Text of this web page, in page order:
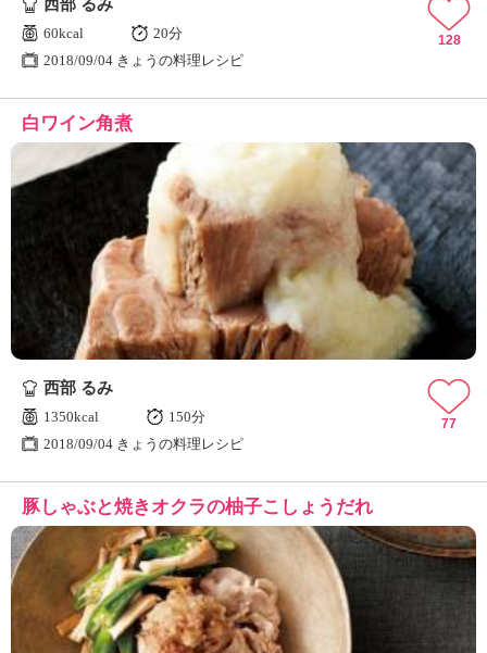
西部 るみ
60kcal
20分
2018/09/04 きょうの料理レシピ
128
白ワイン角煮
西部 るみ
1350kcal
150分
2018/09/04 きょうの料理レシピ
77
豚しゃぶと焼きオクラの柚子こしょうだれ